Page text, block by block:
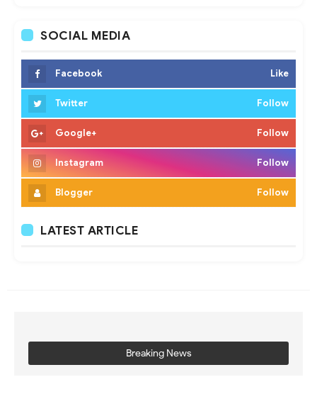
SOCIAL MEDIA
Facebook Like
Twitter Follow
Google+ Follow
Instagram Follow
Blogger Follow
LATEST ARTICLE
Breaking News